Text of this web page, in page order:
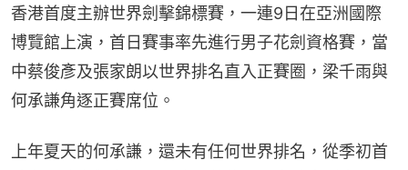
香港首度主辦世界劍擊錦標賽，一連9日在亞洲國際
博覽館上演，首日賽事率先進行男子花劍資格賽，當
中蔡俊彥及張家朗以世界排名直入正賽圈，梁千雨與
何承謙角逐正賽席位。
上年夏天的何承謙，還未有任何世界排名，從季初首